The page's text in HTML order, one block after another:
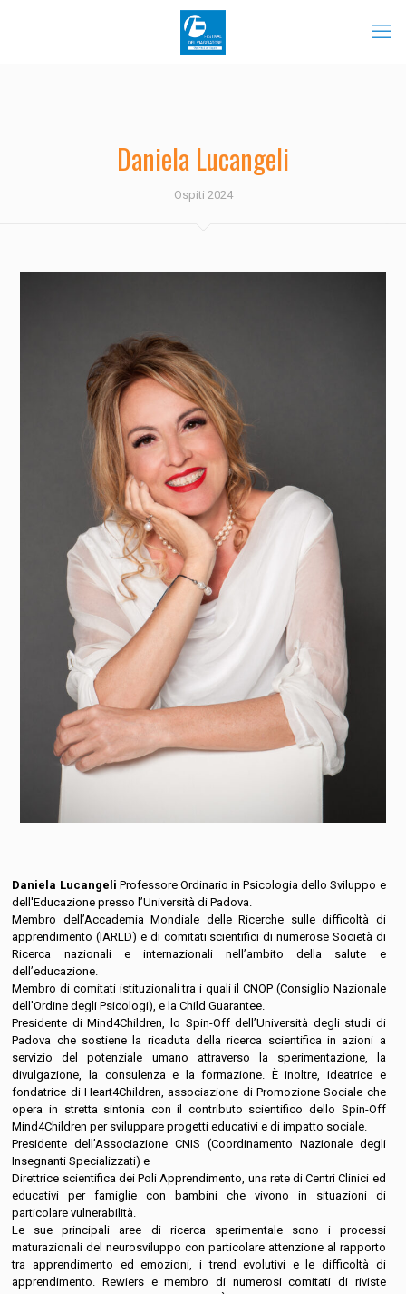
Daniela Lucangeli
Ospiti 2024
Daniela Lucangeli Professore Ordinario in Psicologia dello Sviluppo e
dell'Educazione presso l’Università di Padova.
Membro dell’Accademia Mondiale delle Ricerche sulle difficoltà di
apprendimento (IARLD) e di comitati scientifici di numerose Società di
Ricerca nazionali e internazionali nell’ambito della salute e
dell’educazione.
Membro di comitati istituzionali tra i quali il CNOP (Consiglio Nazionale
dell'Ordine degli Psicologi), e la Child Guarantee.
Presidente di Mind4Children, lo Spin-Off dell’Università degli studi di
Padova che sostiene la ricaduta della ricerca scientifica in azioni a
servizio del potenziale umano attraverso la sperimentazione, la
divulgazione, la consulenza e la formazione. È inoltre, ideatrice e
fondatrice di Heart4Children, associazione di Promozione Sociale che
opera in stretta sintonia con il contributo scientifico dello Spin-Off
Mind4Children per sviluppare progetti educativi e di impatto sociale.
Presidente dell’Associazione CNIS (Coordinamento Nazionale degli
Insegnanti Specializzati) e
Direttrice scientifica dei Poli Apprendimento, una rete di Centri Clinici ed
educativi per famiglie con bambini che vivono in situazioni di
particolare vulnerabilità.
Le sue principali aree di ricerca sperimentale sono i processi
maturazionali del neurosviluppo con particolare attenzione al rapporto
tra apprendimento ed emozioni, i trend evolutivi e le difficoltà di
apprendimento. Rewiers e membro di numerosi comitati di riviste